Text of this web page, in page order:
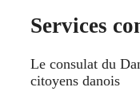
Services
Le consulat du
citoyens danois